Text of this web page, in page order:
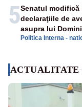
5
Politica Interna -
Senatul modifică
declaraţiile de
asupra lui
ACTUALITATE